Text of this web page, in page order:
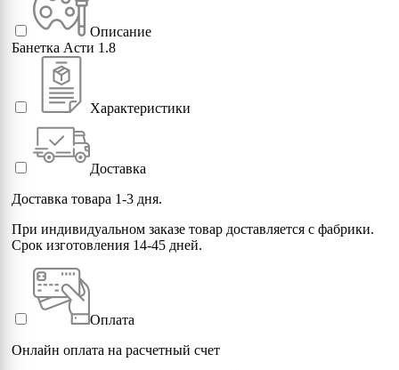
Описание
Банетка Асти 1.8
Характеристики
Доставка
Доставка товара 1-3 дня.
При индивидуальном заказе товар доставляется с фабрики.
Срок изготовления 14-45 дней.
Оплата
Онлайн оплата на расчетный счет